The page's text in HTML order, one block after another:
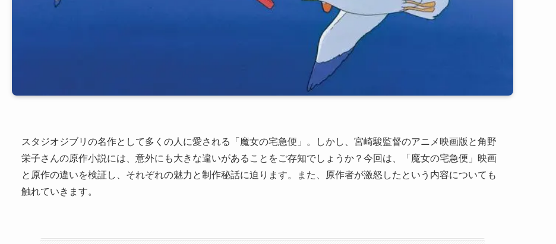
スタジオジブリの名作として多くの人に愛される「魔女の宅急便」。しかし、宮崎駿監督のアニメ映画版と角野
栄子さんの原作小説には、意外にも大きな違いがあることをご存知でしょうか？今回は、「魔女の宅急便」映画
と原作の違いを検証し、それぞれの魅力と制作秘話に迫ります。また、原作者が激怒したという内容についても
触れていきます。